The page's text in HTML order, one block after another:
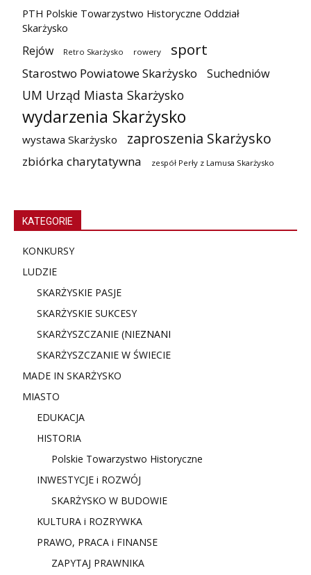
PTH Polskie Towarzystwo Historyczne Oddział
Skarżysko
Rejów Retro Skarżysko rowery sport
Starostwo Powiatowe Skarżysko Suchedniów
UM Urząd Miasta Skarżysko
wydarzenia Skarżysko
wystawa Skarżysko zaproszenia Skarżysko
zbiórka charytatywna zespół Perły z Lamusa Skarżysko
KATEGORIE
KONKURSY
LUDZIE
SKARŻYSKIE PASJE
SKARŻYSKIE SUKCESY
SKARŻYSZCZANIE (NIEZNANI
SKARŻYSZCZANIE W ŚWIECIE
MADE IN SKARŻYSKO
MIASTO
EDUKACJA
HISTORIA
Polskie Towarzystwo Historyczne
INWESTYCJE i ROZWÓJ
SKARŻYSKO W BUDOWIE
KULTURA i ROZRYWKA
PRAWO, PRACA i FINANSE
ZAPYTAJ PRAWNIKA